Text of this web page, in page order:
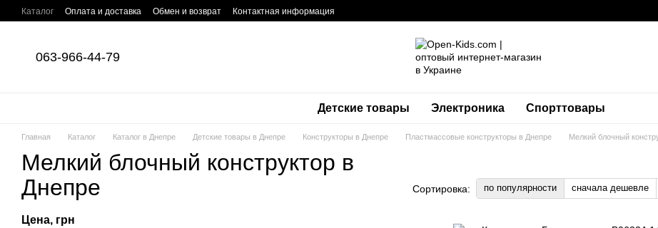
Перейти к основному контенту
Каталог Оплата и доставка Обмен и возврат Контактная информация
063-966-44-79
Детские товары Электроника Спорттовары
Главная Каталог Каталог в Днепре Детские товары в Днепре Конструкторы в Днепре Пластмассовые конструкторы в Днепре Мелкий блочный
Мелкий блочный конструктор в
Днепре
Сортировка: по популярности сначала дешевле
Цена, грн